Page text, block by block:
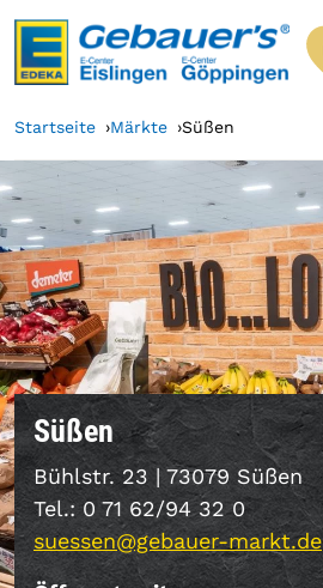
Startseite Märkte Süßen
Süßen
Bühlstr. 23 | 73079 Süßen
Tel.: 0 71 62/94 32 0
suessen@gebauer-markt.de